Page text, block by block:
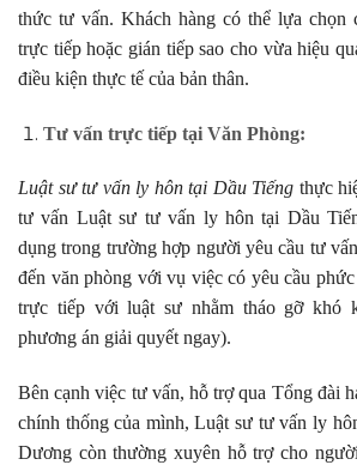
thức tư vấn. Khách hàng có thể lựa chọn
trực tiếp hoặc gián tiếp sao cho vừa hiệu
điều kiện thực tế của bản thân.
Tưvấn trực tiếp tại Văn Phòng:
Luật sư tư vấn ly hôn tại Dầu Tiếng thực
tư vấn Luật sư tư vấn ly hôn tại Dầu
dụng trong trường hợp người yêu cầu tư
đến văn phòng với vụ việc có yêu cầu
trực tiếp với luật sư nhằm tháo gỡ khó
phương án giải quyết ngay).
Bên cạnh việc tư vấn, hỗ trợ qua Tổng đài
chính thống của mình, Luật sư tư vấn ly
Dương còn thường xuyên hỗ trợ cho